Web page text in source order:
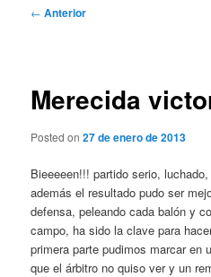
Navegación
← Anterior
Merecida
Posted on27 de enero de 2013
Bieeeeen!!! partido serio,
además el resultado pudo ser
defensa, peleando cada balón y
campo, ha sido la clave para
primera parte pudimos marcar en
que el árbitro no quiso ver y un